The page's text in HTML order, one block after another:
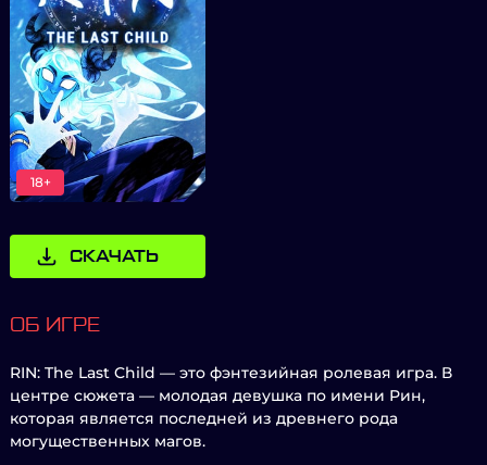
18+
СКАЧАТЬ
ОБ ИГРЕ
RIN: The Last Child — это фэнтезийная ролевая игра. В
центре сюжета — молодая девушка по имени Рин,
которая является последней из древнего рода
могущественных магов.